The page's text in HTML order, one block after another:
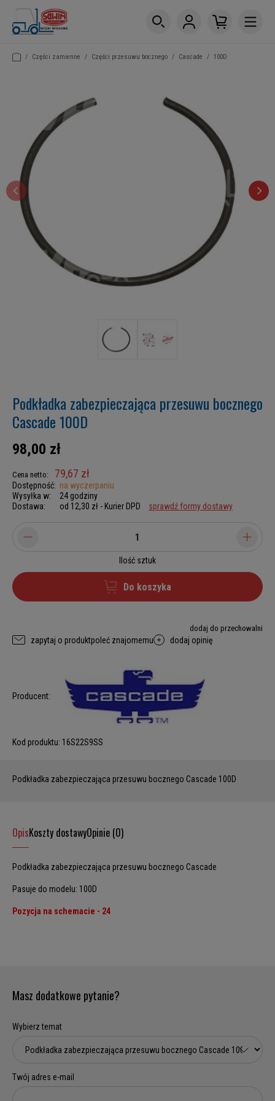
/ Części zamienne / Części przesuwu bocznego / Cascade / 100D
Podkładka zabezpieczająca przesuwu bocznego
Cascade 100D
98,00 zł
Cena netto: 79,67 zł
Dostępność: na wyczerpaniu
Wysyłka w:
24 godziny
Dostawa:
od 12,30 zł - Kurier DPD sprawdź formy dostawy
Ilość sztuk
Do koszyka
dodaj do przechowalni
zapytaj o produktpoleć znajomemu dodaj opinię
Producent:
Kod produktu: 16S22S9SS
Podkładka zabezpieczająca przesuwu bocznego Cascade 100D
OpisKoszty dostawyOpinie (0)
Podkładka zabezpieczająca przesuwu bocznego Cascade
Pasuje do modelu: 100D
Pozycja na schemacie - 24
Masz dodatkowe pytanie?